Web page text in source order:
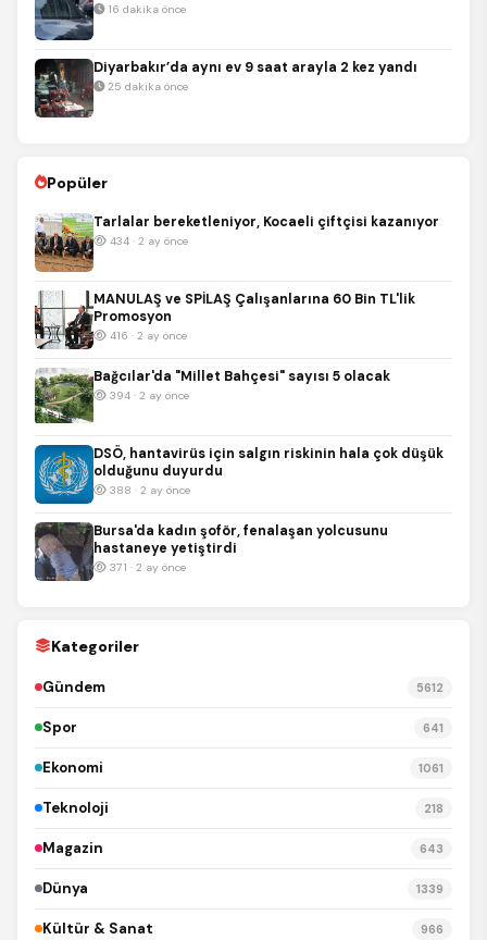
16 dakika önce
Diyarbakır’da aynı ev 9 saat arayla 2 kez yandı
25 dakika önce
Popüler
Tarlalar bereketleniyor, Kocaeli çiftçisi kazanıyor
434 · 2 ay önce
MANULAŞ ve SPİLAŞ Çalışanlarına 60 Bin TL'lik
Promosyon
416 · 2 ay önce
Bağcılar'da "Millet Bahçesi" sayısı 5 olacak
394 · 2 ay önce
DSÖ, hantavirüs için salgın riskinin hala çok düşük
olduğunu duyurdu
388 · 2 ay önce
Bursa'da kadın şoför, fenalaşan yolcusunu
hastaneye yetiştirdi
371 · 2 ay önce
Kategoriler
Gündem 5612
Spor 641
Ekonomi 1061
Teknoloji 218
Magazin 643
Dünya 1339
Kültür & Sanat 966